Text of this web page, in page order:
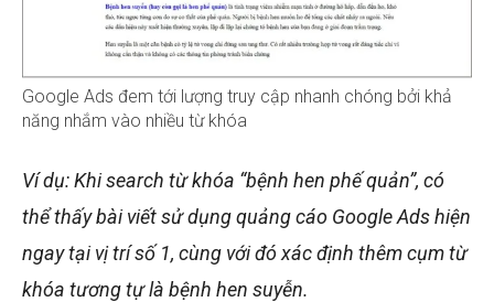
Google Ads đem tới lượng truy cập nhanh chóng bởi khả
năng nhắm vào nhiều từ khóa
Ví dụ: Khi search từ khóa “bệnh hen phế quản”, có
thể thấy bài viết sử dụng quảng cáo Google Ads hiện
ngay tại vị trí số 1, cùng với đó xác định thêm cụm từ
khóa tương tự là bệnh hen suyễn.